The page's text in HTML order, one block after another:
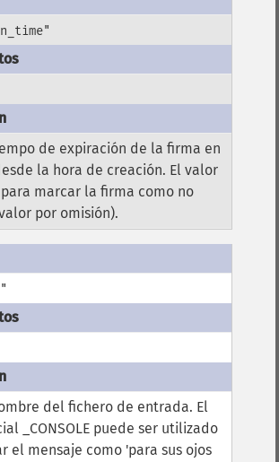
de expiración de la firma en
la hora de creación. El valor
marcar la firma como no
por omisión).
del fichero de entrada. El
_CONSOLE puede ser utilizado
el mensaje como 'para sus ojos